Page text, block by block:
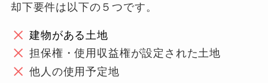
却下要件は以下の５つです。
建物がある土地
担保権・使用収益権が設定された土地
他人の使用予定地